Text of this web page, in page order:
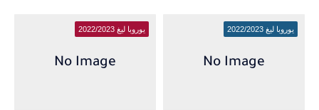
يوروبا ليغ 2022/2023 يوروبا ليغ 2022/2023